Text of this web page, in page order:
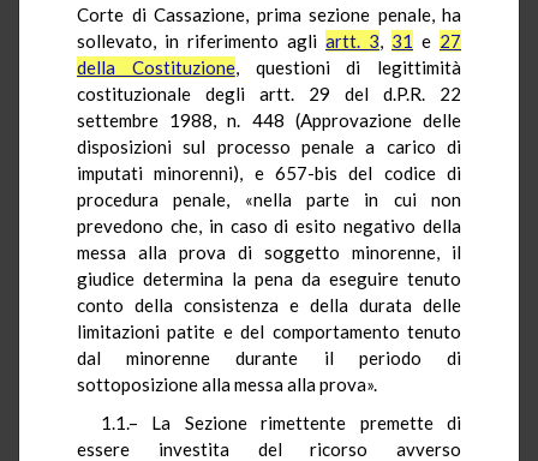
Corte di Cassazione, prima sezione penale, ha
sollevato, in riferimento agli artt. 3, 31 e 27
della Costituzione, questioni di legittimità
costituzionale degli artt. 29 del d.P.R. 22
settembre 1988, n. 448 (Approvazione delle
disposizioni sul processo penale a carico di
imputati minorenni), e 657-bis del codice di
procedura penale, «nella parte in cui non
prevedono che, in caso di esito negativo della
messa alla prova di soggetto minorenne, il
giudice determina la pena da eseguire tenuto
conto della consistenza e della durata delle
limitazioni patite e del comportamento tenuto
dal minorenne durante il periodo di
sottoposizione alla messa alla prova».
1.1.– La Sezione rimettente premette di
essere investita del ricorso avverso